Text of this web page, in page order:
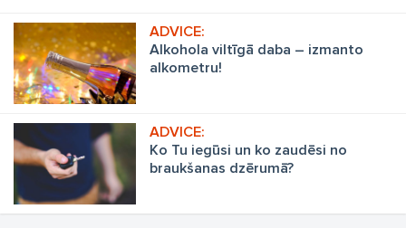
Alkohola viltīgā daba – izmanto
alkometru!
Ko Tu iegūsi un ko zaudēsi no
braukšanas dzērumā?